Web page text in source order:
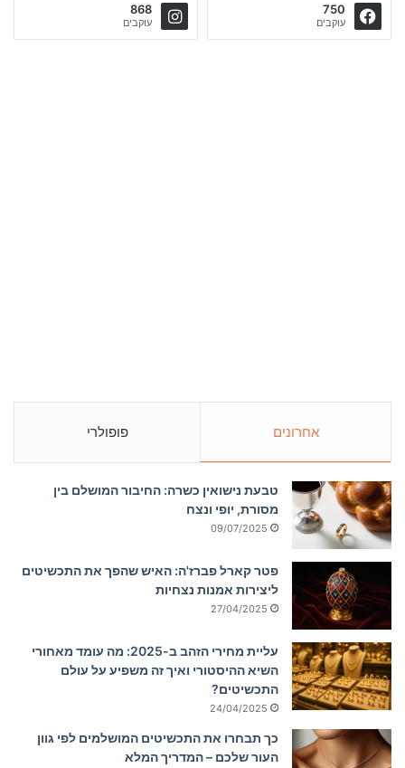
750
עוקבים
868
עוקבים
אחרונים פופולרי
טבעת נישואין כשרה: החיבור המושלם בין
מסורת, יופי ונצח
09/07/2025
פטר קארל פברז'ה: האיש שהפך את התכשיטים
ליצירות אמנות נצחיות
27/04/2025
עליית מחירי הזהב ב-2025: מה עומד מאחורי
השיא ההיסטורי ואיך זה משפיע על עולם
התכשיטים?
24/04/2025
כך תבחרו את התכשיטים המושלמים לפי גוון
העור שלכם – המדריך המלא